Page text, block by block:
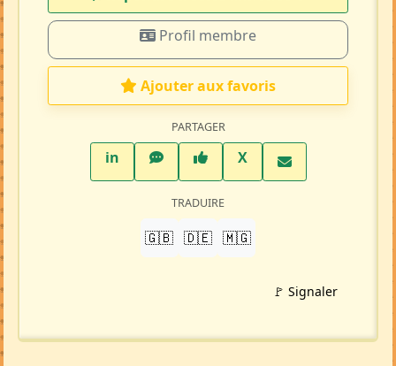
Profil membre
Ajouter aux favoris
PARTAGER
inLinkedInWhatsAppFacebook
XTwitter X
TRADUIRE
🇬🇧 🇩🇪 🇲🇬
🚩 Signaler